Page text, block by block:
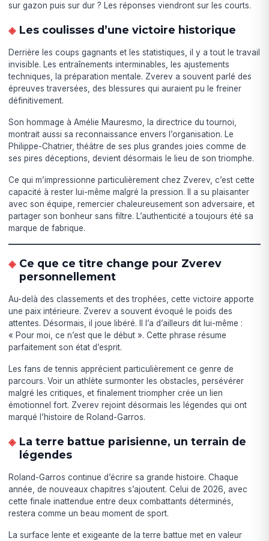
sur gazon puis sur dur ? Les réponses viendront sur les courts.
Les coulisses d’une victoire historique
Derrière les coups gagnants et les statistiques, il y a tout le travail
invisible. Les entraînements interminables, les ajustements
techniques, la préparation mentale. Zverev a souvent parlé des
épreuves traversées, des blessures qui auraient pu le freiner
définitivement.
Son hommage à Amélie Mauresmo, la directrice du tournoi,
montrait aussi sa reconnaissance envers l’organisation. Le
Philippe-Chatrier, théâtre de ses plus grandes joies comme de
ses pires déceptions, devient désormais le lieu de son triomphe.
Ce qui m’impressionne particulièrement chez Zverev, c’est cette
capacité à rester lui-même malgré la pression. Il a su plaisanter
avec son équipe, remercier chaleureusement son adversaire, et
partager son bonheur sans filtre. L’authenticité a toujours été sa
marque de fabrique.
Ce que ce titre change pour Zverev
personnellement
Au-delà des classements et des trophées, cette victoire apporte
une paix intérieure. Zverev a souvent évoqué le poids des
attentes. Désormais, il joue libéré. Il l’a d’ailleurs dit lui-même :
« Pour moi, ce n’est que le début ». Cette phrase résume
parfaitement son état d’esprit.
Les fans de tennis apprécient particulièrement ce genre de
parcours. Voir un athlète surmonter les obstacles, persévérer
malgré les critiques, et finalement triompher crée un lien
émotionnel fort. Zverev rejoint désormais les légendes qui ont
marqué l’histoire de Roland-Garros.
La terre battue parisienne, un terrain de
légendes
Roland-Garros continue d’écrire sa grande histoire. Chaque
année, de nouveaux chapitres s’ajoutent. Celui de 2026, avec
cette finale inattendue entre deux combattants déterminés,
restera comme un beau moment de sport.
La surface lente et exigeante de la terre battue met en valeur